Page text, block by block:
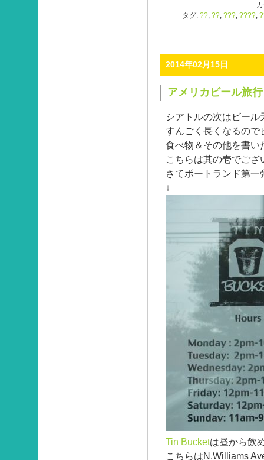
タグ: ??, ??, ???, ????,
2014年02月15日
アメリカビール旅
シアトルの次はビー
すんごく長くなるので
食べ物＆その他を書い
こちらは其の壱でござ
さてポートランド第
↓
Tin Bucketは昼から飲
こちらはN.Williams